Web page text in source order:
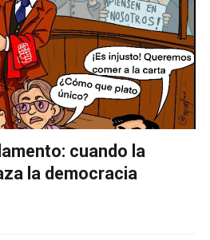
cuando la
la democracia